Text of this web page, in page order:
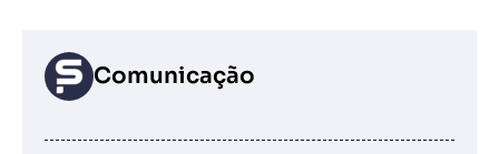
Comunicação